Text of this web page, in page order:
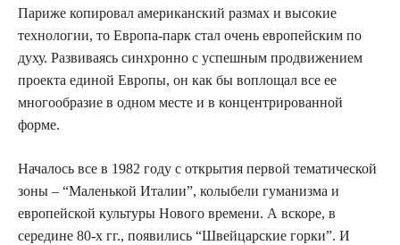
Париже копировал американский размах и высокие
технологии, то Европа-парк стал очень европейским по
духу. Развиваясь синхронно с успешным продвижением
проекта единой Европы, он как бы воплощал все ее
многообразие в одном месте и в концентрированной
форме.
Началось все в 1982 году с открытия первой тематической
зоны – “Маленькой Италии”, колыбели гуманизма и
европейской культуры Нового времени. А вскоре, в
середине 80-х гг., появились “Швейцарские горки”. И